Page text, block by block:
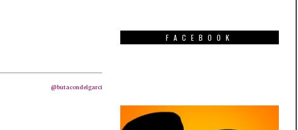
@butacondelgarci
FACEBOOK